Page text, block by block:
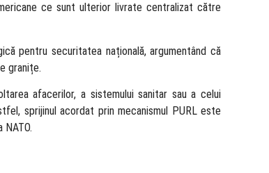
ce sunt ulterior livrate centralizat către
pentru securitatea națională, argumentând că
granițe.
afacerilor, a sistemului sanitar sau a celui
sprijinul acordat prin mecanismul PURL este